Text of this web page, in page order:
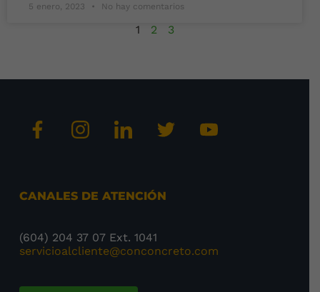
5 enero, 2023 No hay comentarios
1 2 3
CANALES DE ATENCIÓN
(604) 204 37 07 Ext. 1041
servicioalcliente@conconcreto.com